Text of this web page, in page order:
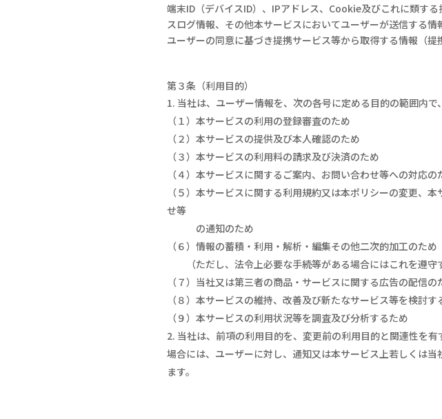
端末ID（デバイスID）、 IPアドレス、 Cookie及びこれに類す
スログ情報、その他本サービスにおいてユーザーが送信する
ユーザーの同意に基づき提携サービス等から取得する情報（
第３条（利用目的）
当社は、ユーザー情報を、次の各号に定める目的の範囲内で
（１）本サービスの利用の登録審査のため
（２）本サービスの提供及び本人確認のため
（３）本サービスの利用料の請求及び決済のため
（４）本サービスに関するご案内、お問い合わせ等への対応の
（５）本サービスに関する利用規約又は本ポリシーの変更、
せ等
の通知のため
（６）情報の蓄積・利用・解析・編集その他二次的加工のため
（ただし、法令上必要な手続等がある場合にはこれを遵守
（７）当社又は第三者の商品・サービスに関する広告の配信の
（８）本サービスの維持、改善及び新たなサービス等を検討す
（９）本サービスの利用状況等を調査及び分析するため
当社は、前項の利用目的を、変更前の利用目的と関連性を
場合には、ユーザーに対し、通知又は本サービス上若しくは
ます。